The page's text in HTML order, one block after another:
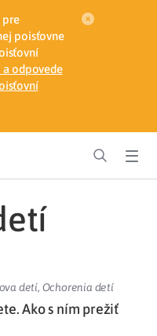
pre
poisťovne
a odpovede
detí, Ochorenia detí
Ako s ním prežiť